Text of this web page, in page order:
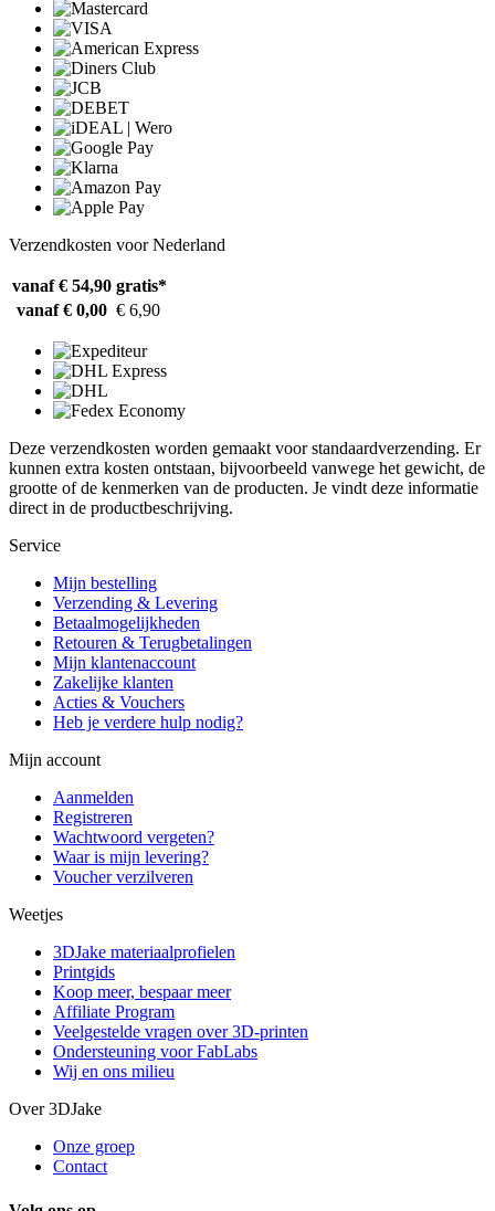
Verzendkosten voor Nederland
vanaf € 54,90 gratis*
vanaf € 0,00 € 6,90
Deze verzendkosten worden gemaakt voor standaardverzending. Er
kunnen extra kosten ontstaan, bijvoorbeeld vanwege het gewicht, de
grootte of de kenmerken van de producten. Je vindt deze informatie
direct in de productbeschrijving.
Service
Mijn bestelling
Verzending & Levering
Betaalmogelijkheden
Retouren & Terugbetalingen
Mijn klantenaccount
Zakelijke klanten
Acties & Vouchers
Heb je verdere hulp nodig?
Mijn account
Aanmelden
Registreren
Wachtwoord vergeten?
Waar is mijn levering?
Voucher verzilveren
Weetjes
3DJake materiaalprofielen
Printgids
Koop meer, bespaar meer
Affiliate Program
Veelgestelde vragen over 3D-printen
Ondersteuning voor FabLabs
Wij en ons milieu
Over 3DJake
Onze groep
Contact